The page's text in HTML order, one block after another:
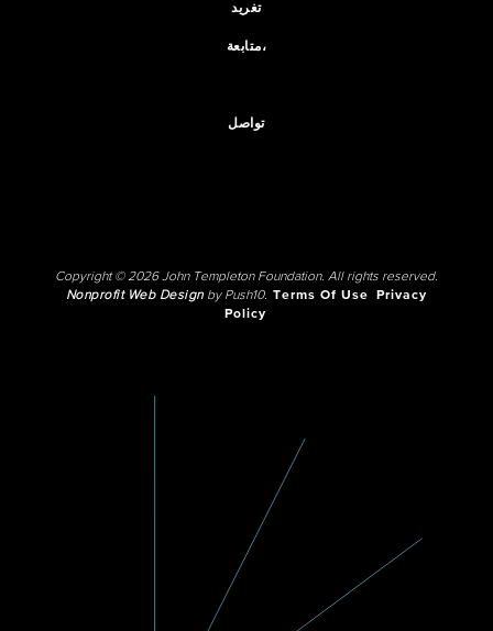
تغريد
متابعة،
تواصل
Copyright © 2026 John Templeton Foundation. All rights reserved.
Nonprofit Web Designby Push10. Terms Of Use
Privacy
Policy